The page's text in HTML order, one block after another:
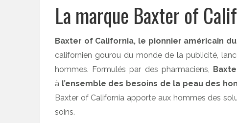
La marque Baxter of
Baxter of California, le pionnier américain
californien gourou du monde de la publicité,
hommes. Formulés par des pharmaciens,
à l’ensemble des besoins de la peau des
Baxter of California apporte aux hommes des
soins.